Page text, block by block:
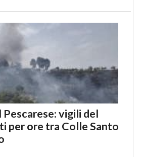
Pescarese: vigili del
per ore tra Colle Santo